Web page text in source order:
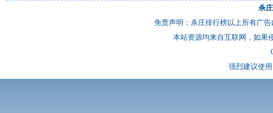
杀
免责声明：杀庄排行榜以上所有广
本站资源均来自互联网，如果
强烈建议使